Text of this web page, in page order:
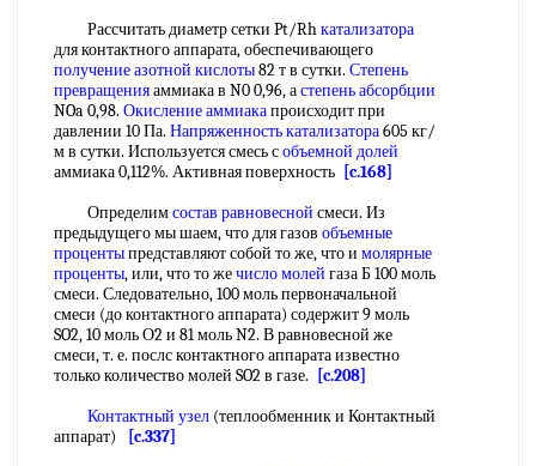
Рассчитать диаметр сетки Pt/Rhкатализатора
для контактного аппарата, обеспечивающего
получение азотной кислоты82 т в сутки. Степень
превращенияаммиака в N0 0,96, астепень абсорбции
NOa 0,98. Окисление аммиакапроисходит при
давлении 10 Па. Напряженность катализатора605 кг/
м в сутки. Используется смесь собъемной долей
аммиака 0,112%. Активная поверхность [c.168]
Определимсостав равновесной смеси. Из
предыдущего мы шаем, что для газов объемные
процентыпредставляют собой то же, что и молярные
проценты, или, что то жечисло молей газа Б 100 моль
смеси. Следовательно, 100 моль первоначальной
смеси (до контактного аппарата) содержит 9 моль
SO2, 10 моль О2 и 81 моль N2. В равновесной же
смеси, т. е. послс контактного аппарата известно
только количество молей SO2 в газе.
[c.208]
Контактный узел (теплообменник и Контактный
аппарат)
[c.337]